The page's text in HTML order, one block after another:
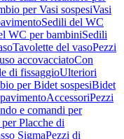
per Vasi sospesiVasi
Sedili del WC
WC per bambiniSedili
Tavolette del vasoPezzi
accovacciatoCon
di fissaggioUlteriori
per Bidet sospesiBidet
AccessoriPezzi
e comandi per
Placche di
SigmaPezzi di